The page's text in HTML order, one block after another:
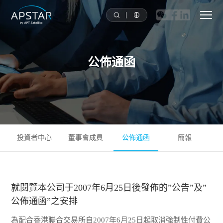
首頁
關於我們
亞太衛星星隊
解决方案
新聞媒體
投資者關系
公佈通函
投資者中心 董事會成員 公佈通函 簡報
就閱覽本公司于2007年6月25日後發佈的”公告”及”
公佈通函”之安排
為配合香港聯合交易所自2007年6月25日起取消強制性付費公